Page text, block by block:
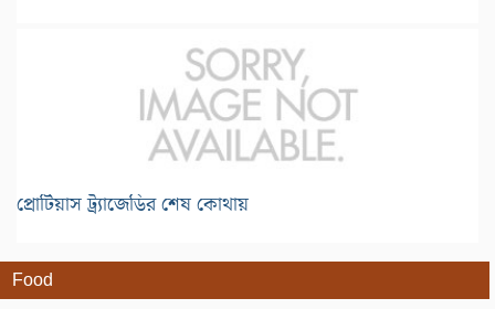
প্রোটিয়াস ট্র্যাজেডির শেষ কোথায়
Food